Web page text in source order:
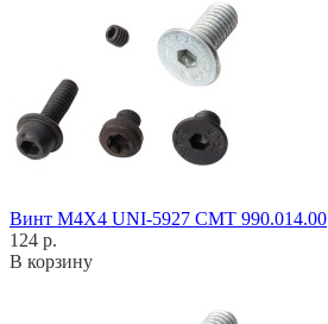
Винт M4X4 UNI-5927 CMT 990.014.00
124 р.
В корзину